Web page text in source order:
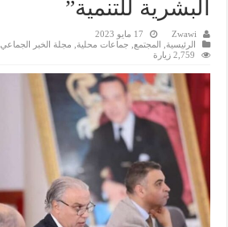
البشرية للتنمية”
Zwawi
17 مايو 2023
الرئيسية
المجتمع جماعات محلية مجلة الخبر الجماعي
2,759 زيارة